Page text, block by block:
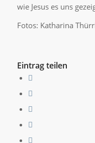
wie Jesus es uns
Fotos: Katharina
Eintrag teilen